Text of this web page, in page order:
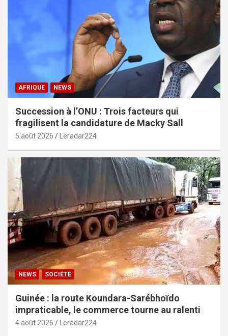
AFRIQUE NEWS
Succession à l’ONU : Trois facteurs qui
fragilisent la candidature de Macky Sall
5 août 2026 Leradar224
NEWS SOCIÉTÉ
Guinée : la route Koundara-Sarébhoïdo
impraticable, le commerce tourne au ralenti
4 août 2026 Leradar224